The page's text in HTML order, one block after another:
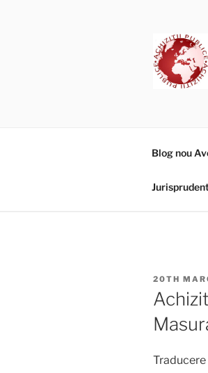
Blog nou
POSTED
ON
20TH
Traducere